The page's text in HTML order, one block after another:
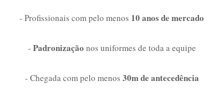
- Profissionais com pelo menos 10 anos de mercado
- Padronização nos uniformes de toda a equipe
- Chegada com pelo menos 30m de antecedência